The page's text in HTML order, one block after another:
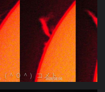
（＾０＾）コメト